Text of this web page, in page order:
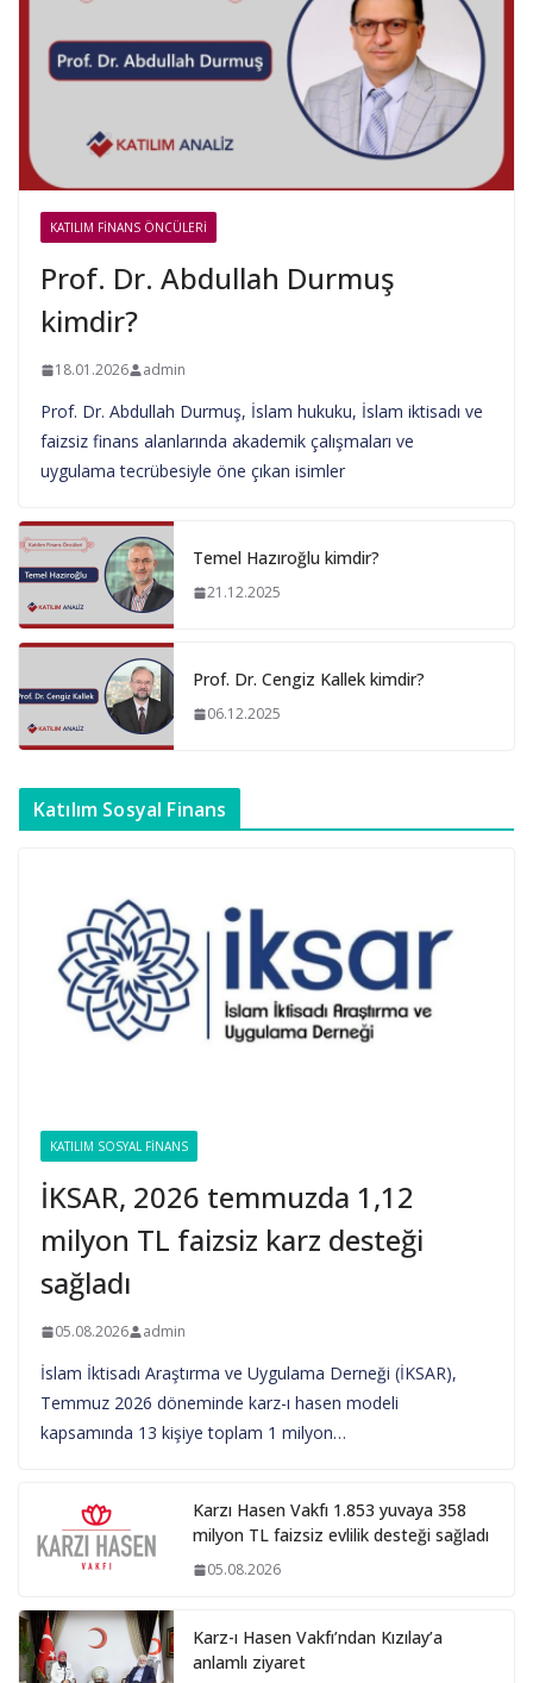
KATILIM FINANS ÖNCÜLERI
Prof. Dr. Abdullah Durmuş
kimdir?
18.01.2026 admin
Prof. Dr. Abdullah Durmuş, İslam hukuku, İslam iktisadı ve
faizsiz finans alanlarında akademik çalışmaları ve
uygulama tecrübesiyle öne çıkan isimler
Temel Hazıroğlu kimdir?
21.12.2025
Prof. Dr. Cengiz Kallek kimdir?
06.12.2025
Katılım Sosyal Finans
KATILIM SOSYAL FINANS
İKSAR, 2026 temmuzda 1,12
milyon TL faizsiz karz desteği
sağladı
05.08.2026 admin
İslam İktisadı Araştırma ve Uygulama Derneği (İKSAR),
Temmuz 2026 döneminde karz-ı hasen modeli
kapsamında 13 kişiye toplam 1 milyon…
Karzı Hasen Vakfı 1.853 yuvaya 358
milyon TL faizsiz evlilik desteği sağladı
05.08.2026
Karz-ı Hasen Vakfı’ndan Kızılay’a
anlamlı ziyaret